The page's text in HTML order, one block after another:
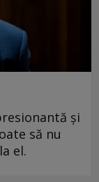
și
să nu
el.